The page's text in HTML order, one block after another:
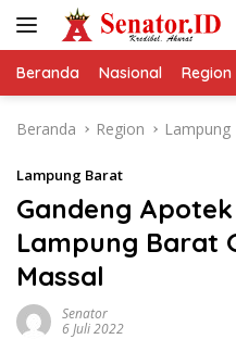
Beranda Nasional Region
Beranda Region Lampung
Lampung Barat
Gandeng
Lampung Barat
Massal
Senator
6 Juli 2022